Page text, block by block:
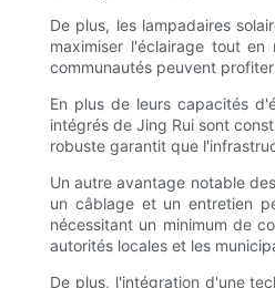
De plus, les lampadaires
maximiser l'éclairage tout
communautés peuvent
En plus de leurs capacités
intégrés de Jing Rui sont
robuste garantit que
Un autre avantage notable
un câblage et un entretien
nécessitant un minimum de
autorités locales et les
De plus, l'intégration d'une